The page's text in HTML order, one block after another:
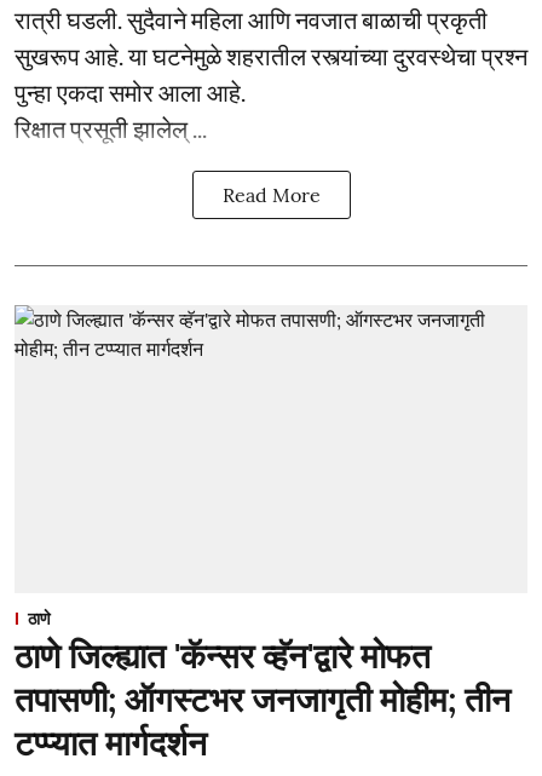
रात्री घडली. सुदैवाने महिला आणि नवजात बाळाची प्रकृती
सुखरूप आहे. या घटनेमुळे शहरातील रस्त्यांच्या दुरवस्थेचा प्रश्न
पुन्हा एकदा समोर आला आहे.
रिक्षात प्रसूती झालेल् ...
Read More
ठाणे
ठाणे जिल्ह्यात 'कॅन्सर व्हॅन'द्वारे मोफत
तपासणी; ऑगस्टभर जनजागृती मोहीम; तीन
टप्प्यात मार्गदर्शन